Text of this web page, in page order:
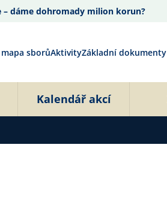
– dáme dohromady milion korun?
sborůAktivityZákladní dokumenty
Kalendář akcí